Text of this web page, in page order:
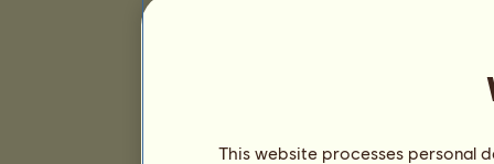
This website processes personal